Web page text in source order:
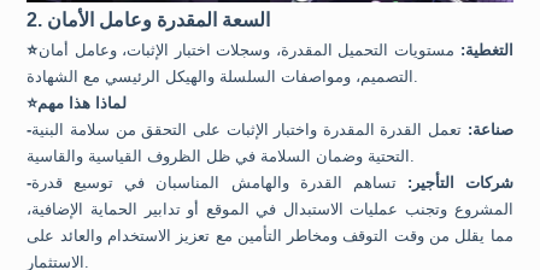
2. السعة المقدرة وعامل الأمان
⭐ التغطية: مستويات التحميل المقدرة، وسجلات اختبار الإثبات، وعامل أمان
⭐لماذا هذا مهم
-صناعة: تعمل القدرة المقدرة واختبار الإثبات على التحقق من سلامة البنية
-شركات التأجير: تساهم القدرة والهامش المناسبان في توسيع قدرة
المشروع وتجنب عمليات الاستبدال في الموقع أو تدابير الحماية الإضافية،
مما يقلل من وقت التوقف ومخاطر التأمين مع تعزيز الاستخدام والعائد على